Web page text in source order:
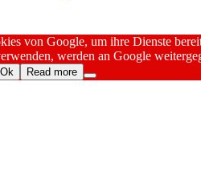
von Google, um ihre Dienste
werden an Google
Ok Read more